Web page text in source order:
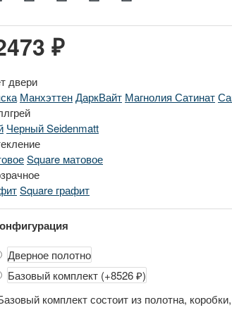
₽
двери
МанхэттенДаркВайт Магнолия Сатинат
Черный Seidenmatt
Square матовое
Square графит
Дверное полотно
Базовый комплект (+8526 ₽)
комплект состоит из полотна,